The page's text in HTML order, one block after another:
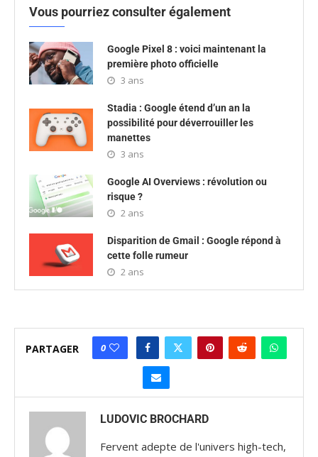
Vous pourriez consulter également
Google Pixel 8 : voici maintenant la
première photo officielle
3 ans
Stadia : Google étend d’un an la
possibilité pour déverrouiller les
manettes
3 ans
Google AI Overviews : révolution ou
risque ?
2 ans
Disparition de Gmail : Google répond à
cette folle rumeur
2 ans
PARTAGER 0
LUDOVIC BROCHARD
Fervent adepte de l'univers high-tech,